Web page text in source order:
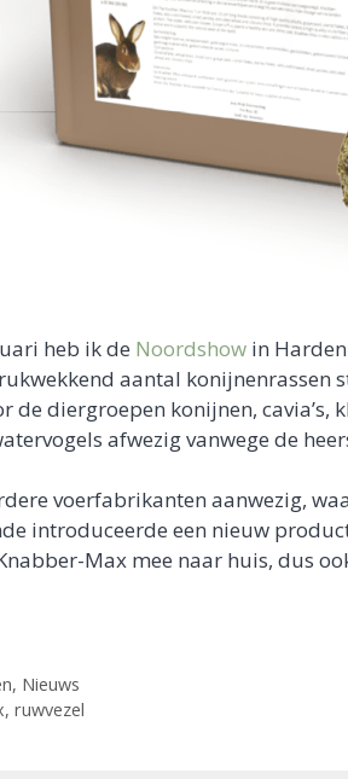
heb ik de Noordshow in
aantal konijnenrassen
de diergroepen konijnen, cavia’s,
afwezig vanwege de
voerfabrikanten aanwezig,
introduceerde een nieuw
Max mee naar huis, dus
, Nieuws
,ruwvezel